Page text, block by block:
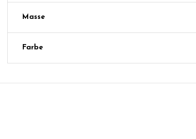
Masse
Farbe